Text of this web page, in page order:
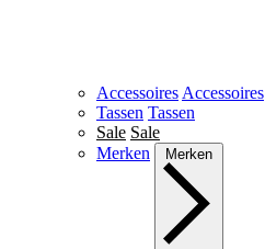
Accessoires Accessoires
Tassen Tassen
Sale Sale
Merken
Merken